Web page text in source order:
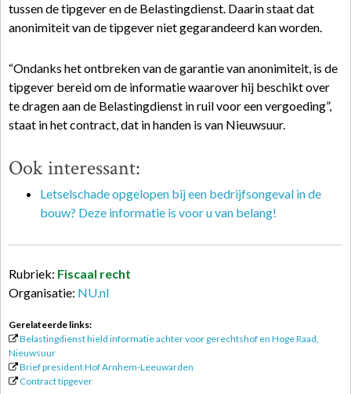
tussen de tipgever en de Belastingdienst. Daarin staat dat
anonimiteit van de tipgever niet gegarandeerd kan worden.
“Ondanks het ontbreken van de garantie van anonimiteit, is de
tipgever bereid om de informatie waarover hij beschikt over
te dragen aan de Belastingdienst in ruil voor een vergoeding”,
staat in het contract, dat in handen is van Nieuwsuur.
Ook interessant:
Letselschade opgelopen bij een bedrijfsongeval in de
bouw? Deze informatie is voor u van belang!
Rubriek: Fiscaal recht
Organisatie: NU.nl
Gerelateerde links:
Belastingdienst hield informatie achter voor gerechtshof en Hoge Raad,
Nieuwsuur
Brief president Hof Arnhem-Leeuwarden
Contract tipgever